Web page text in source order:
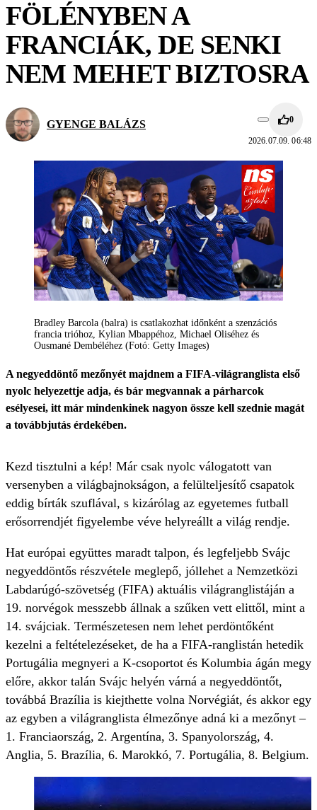
FÖLÉNYBEN A
FRANCIÁK, DE SENKI
NEM MEHET BIZTOSRA
GYENGE BALÁZS 0
2026.07.09. 06:48
Bradley Barcola (balra) is csatlakozhat időnként a szenzációs
francia trióhoz, Kylian Mbappéhoz, Michael Oliséhez és
Ousmané Dembéléhez (Fotó: Getty Images)
A negyeddöntő mezőnyét majdnem a FIFA-világranglista első
nyolc helyezettje adja, és bár megvannak a párharcok
esélyesei, itt már mindenkinek nagyon össze kell szednie magát
a továbbjutás érdekében.
Kezd tisztulni a kép! Már csak nyolc válogatott van
versenyben a világbajnokságon, a felülteljesítő csapatok
eddig bírták szuflával, s kizárólag az egyetemes futball
erősorrendjét figyelembe véve helyreállt a világ rendje.
Hat európai együttes maradt talpon, és legfeljebb Svájc
negyeddöntős részvétele meglepő, jóllehet a Nemzetközi
Labdarúgó-szövetség (FIFA) aktuális világranglistáján a
19. norvégok messzebb állnak a szűken vett elittől, mint a
14. svájciak. Természetesen nem lehet perdöntőként
kezelni a feltételezéseket, de ha a FIFA-ranglistán hetedik
Portugália megnyeri a K-csoportot és Kolumbia ágán megy
előre, akkor talán Svájc helyén várná a negyeddöntőt,
továbbá Brazília is kiejthette volna Norvégiát, és akkor egy
az egyben a világranglista élmezőnye adná ki a mezőnyt –
1. Franciaország, 2. Argentína, 3. Spanyolország, 4.
Anglia, 5. Brazília, 6. Marokkó, 7. Portugália, 8. Belgium.